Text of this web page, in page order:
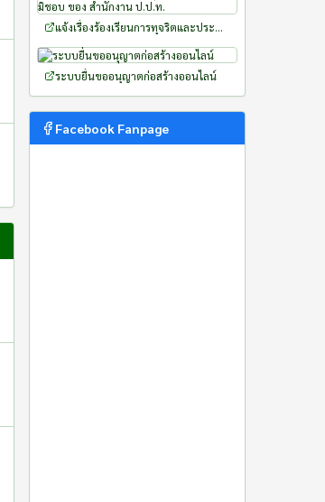
แจ้งเรื่องร้องเรียนการทุจริตและประพฤติมิชอบ ของ สำนักงาน ป.ป.ท.
ระบบยื่นขออนุญาตก่อสร้างออนไลน์
Facebook Fanpage